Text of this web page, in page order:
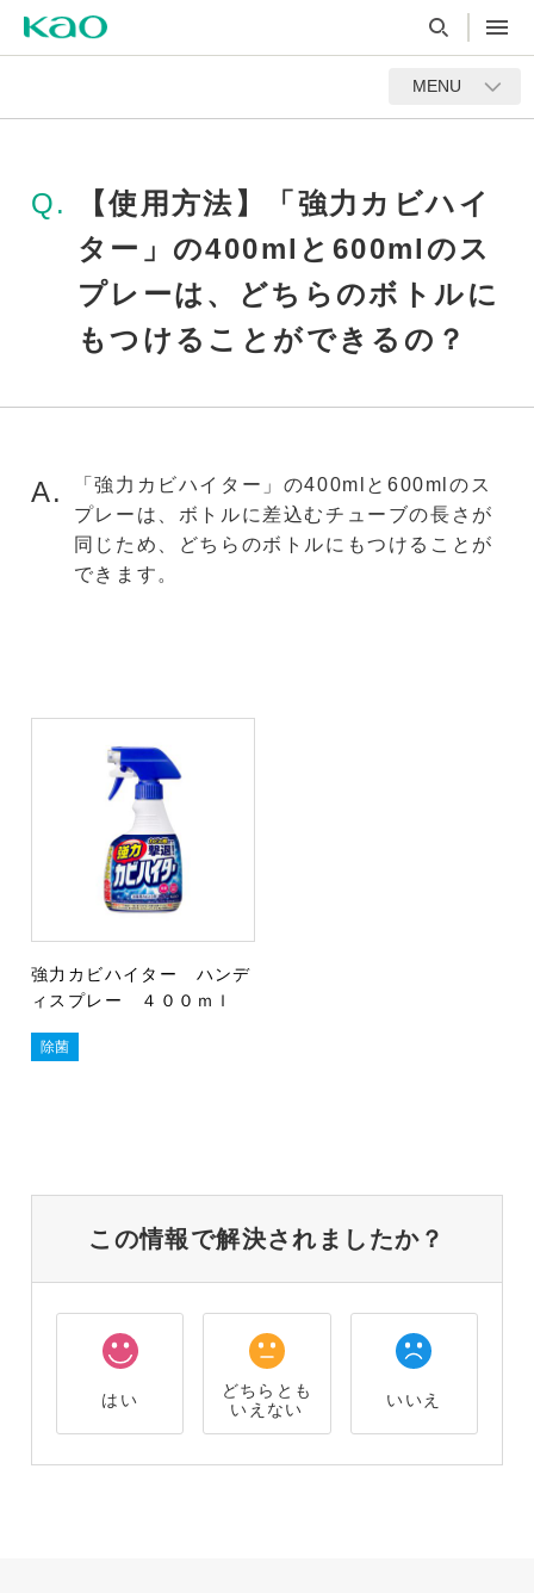
MENU
Q.
【使用方法】「強力カビハイ
ター」の400mlと600mlのス
プレーは、どちらのボトルに
もつけることができるの？
A.
「強力カビハイター」の400mlと600mlのス
プレーは、ボトルに差込むチューブの長さが
同じため、どちらのボトルにもつけることが
できます。
強力カビハイター ハンデ
ィスプレー ４００ｍｌ
除菌
この情報で解決されましたか？
はい
どちらとも
いえない
いいえ